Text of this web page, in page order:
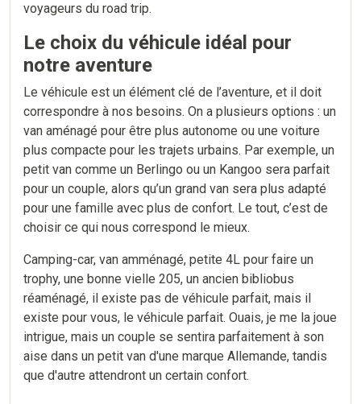
voyageurs du road trip.
Le choix du véhicule idéal pour
notre aventure
Le véhicule est un élément clé de l’aventure, et il doit
correspondre à nos besoins. On a plusieurs options : un
van aménagé pour être plus autonome ou une voiture
plus compacte pour les trajets urbains. Par exemple, un
petit van comme un Berlingo ou un Kangoo sera parfait
pour un couple, alors qu’un grand van sera plus adapté
pour une famille avec plus de confort. Le tout, c’est de
choisir ce qui nous correspond le mieux.
Camping-car, van amménagé, petite 4L pour faire un
trophy, une bonne vielle 205, un ancien bibliobus
réaménagé, il existe pas de véhicule parfait, mais il
existe pour vous, le véhicule parfait. Ouais, je me la joue
intrigue, mais un couple se sentira parfaitement à son
aise dans un petit van d'une marque Allemande, tandis
que d'autre attendront un certain confort.